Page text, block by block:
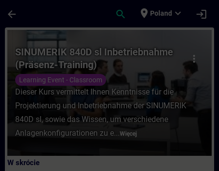
arrow_back search place Poland expand_more login
Kurs - SINUMERIK 840D sl
more_vert
SINUMERIK 840D sl Inbetriebnahme
(Präsenz-Training)
Learning Event - Classroom
Dieser Kurs vermittelt Ihnen Kenntnisse für die
Projektierung und Inbetriebnahme der SINUMERIK
840D sl, sowie das Wissen, um verschiedene
Anlagenkonfigurationen zu e...Więcej
W skrócie